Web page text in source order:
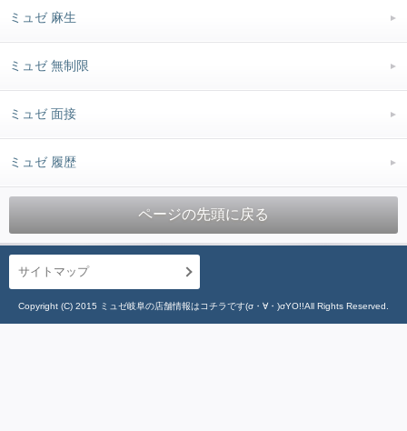
ミュゼ 麻生
ミュゼ 無制限
ミュゼ 面接
ミュゼ 履歴
ページの先頭に戻る
サイトマップ
Copyright (C) 2015 ミュゼ岐阜の店舗情報はコチラです(σ・∀・)σYO!!All Rights Reserved.